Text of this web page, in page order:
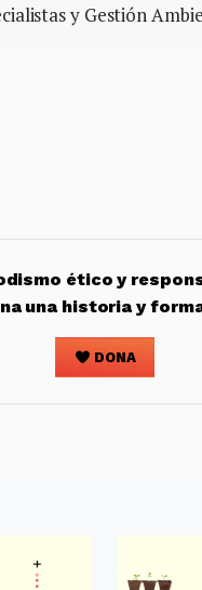
y Gestión
ético y
una historia y
DONA